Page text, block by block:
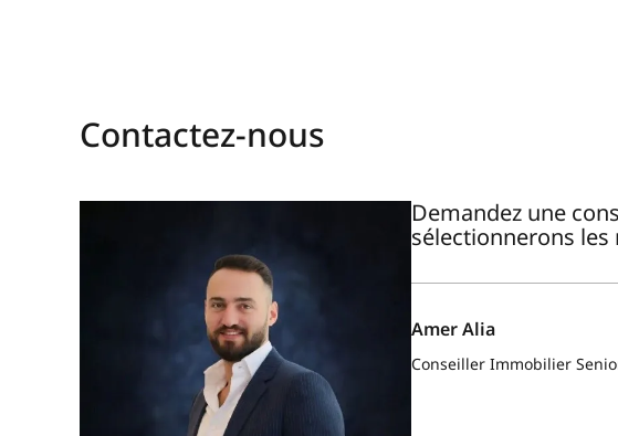
Contactez-nous
Demandez une
sélectionnerons
Amer Alia
Conseiller Immobilier